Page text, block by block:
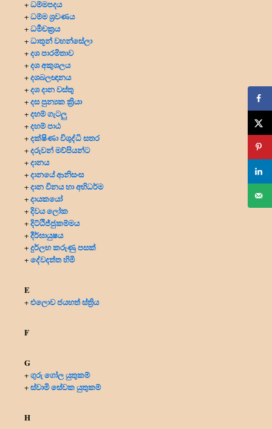
+ධම්මපදය
+ධම්ම ශ්‍රවණය
+ධර්‍මචක්‍රය
+ධාතූන් වහන්සේලා
+දශ පාරමිතාව
+දශ අකුශලය
+දශබලඥානය
+දශ දාන වස්තු
+දස පුන්‍යක ක්‍රියා
+දහම් ගැටලු
+දහම් පාඨ
+දක්ෂිණා විශුද්ධි සතර
+දරුවන් මව්පියන්ට
+දානය
+දානයේ ආනිසංස
+දාන විනය හා අභිධර්ම
+දායකයෝ
+දිවය ලෝක
+දිට්ඨිජ්ජුකම්මය
+දීර්ඝායුෂය
+දුර්ලභ කරුණු පසක්
+දේවදත්ත හිමි
E
+එලොව ජයහත් ස්ත්‍රිය
F
G
+ගුරු ගෝල යුතුකම්
+ස්වාමි සේවක යුතුකම්
H